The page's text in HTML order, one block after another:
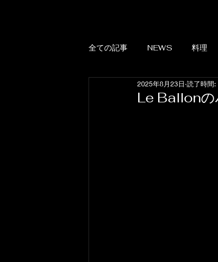
全ての記事 NEWS 料理
Le Ballonの
2025年8月23日 読了時間: